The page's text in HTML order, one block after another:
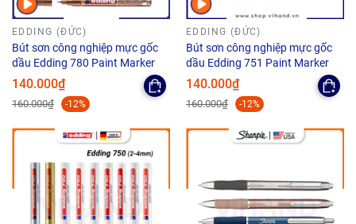
EDDING (ĐỨC)
Bút sơn công nghiệp mực gốc
dầu Edding 780 Paint Marker
140.000₫
160.000₫ -12%
EDDING (ĐỨC)
Bút sơn công nghiệp mực gốc
dầu Edding 751 Paint Marker
140.000₫
160.000₫ -12%